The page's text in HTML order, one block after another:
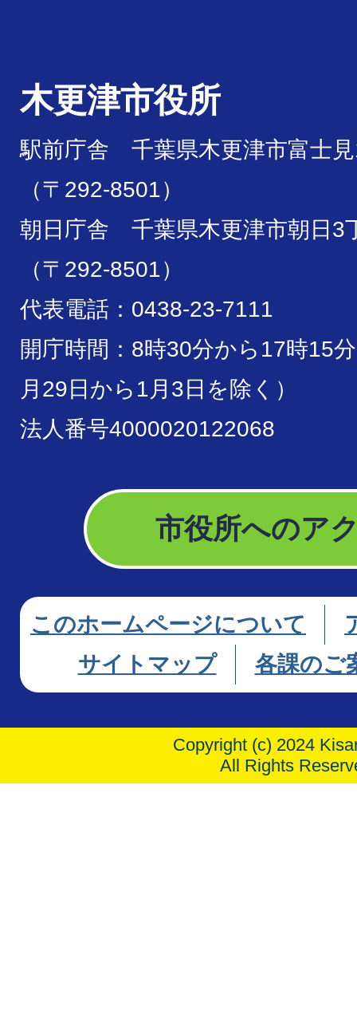
木更津市役所
駅前庁舎 千葉県木更津市富士
（〒292-8501）
朝日庁舎 千葉県木更津市朝日3
（〒292-8501）
代表電話：0438-23-7111
開庁時間：8時30分から17時15
月29日から1月3日を除く）
法人番号4000020122068
市役所へのア
このホームページについて
サイトマップ
各課のご
Copyright (c) 2024
All Rights